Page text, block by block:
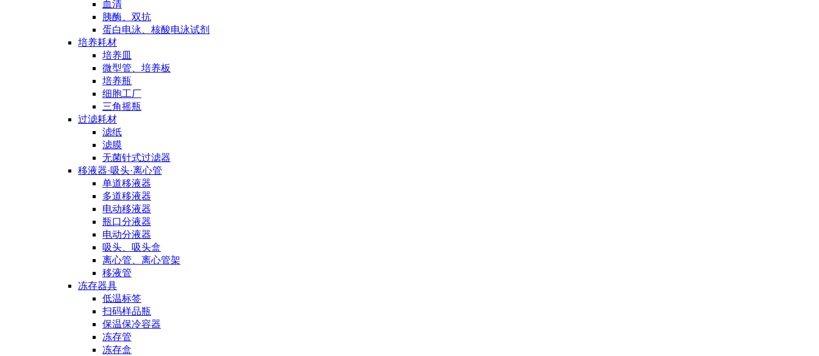
血清
胰酶、双抗
蛋白电泳、核酸电泳试剂
培养耗材
培养皿
微型管、培养板
培养瓶
细胞工厂
三角摇瓶
过滤耗材
滤纸
滤膜
无菌针式过滤器
移液器·吸头·离心管
单道移液器
多道移液器
电动移液器
瓶口分液器
电动分液器
吸头、吸头盒
离心管、离心管架
移液管
冻存器具
低温标签
扫码样品瓶
保温保冷容器
冻存管
冻存盒